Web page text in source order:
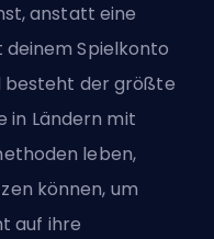
anstatt eine
Spielkonto
besteht der größte
in Ländern mit
leben,
können, um
auf ihre